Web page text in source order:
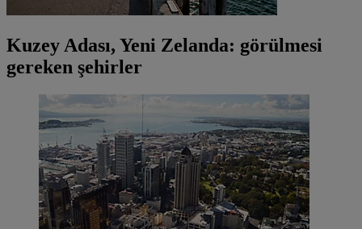
Kuzey Adası, Yeni Zelanda: görülmesi
gereken şehirler